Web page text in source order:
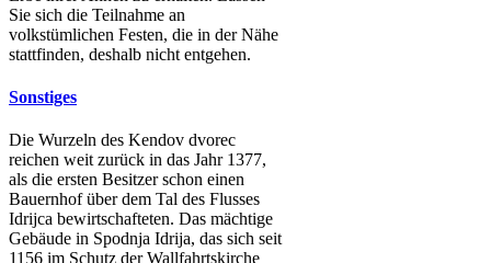
Sie sich die Teilnahme an
volkstümlichen Festen, die in der Nähe
stattfinden, deshalb nicht entgehen.
Sonstiges
Die Wurzeln des Kendov dvorec
reichen weit zurück in das Jahr 1377,
als die ersten Besitzer schon einen
Bauernhof über dem Tal des Flusses
Idrijca bewirtschafteten. Das mächtige
Gebäude in Spodnja Idrija, das sich seit
1156 im Schutz der Wallfahrtskirche